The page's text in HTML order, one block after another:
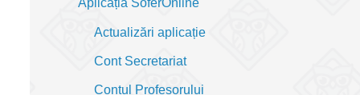
Actualizări aplicație
Cont Secretariat
Contul Profesorului